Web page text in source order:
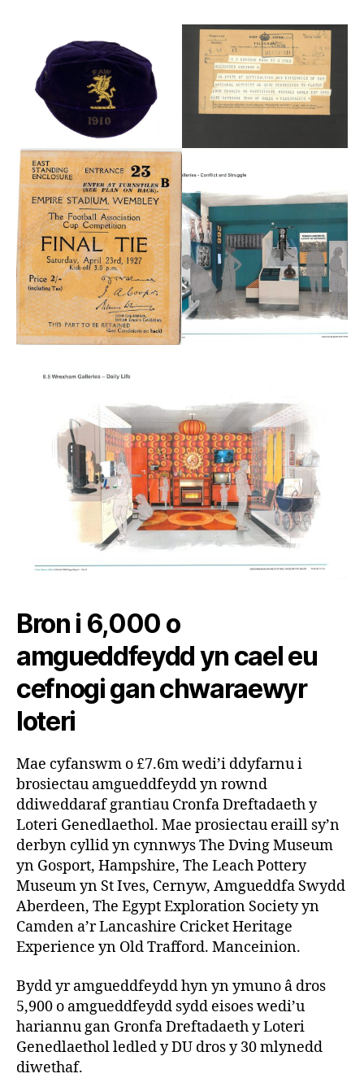
Bron i 6,000 o
amgueddfeydd yn cael eu
cefnogi gan chwaraewyr
loteri
Mae cyfanswm o £7.6m wedi’i ddyfarnu i
brosiectau amgueddfeydd yn rownd
ddiweddaraf grantiau Cronfa Dreftadaeth y
Loteri Genedlaethol. Mae prosiectau eraill sy’n
derbyn cyllid yn cynnwys The Dving Museum
yn Gosport, Hampshire, The Leach Pottery
Museum yn St Ives, Cernyw, Amgueddfa Swydd
Aberdeen, The Egypt Exploration Society yn
Camden a’r Lancashire Cricket Heritage
Experience yn Old Trafford. Manceinion.
Bydd yr amgueddfeydd hyn yn ymuno â dros
5,900 o amgueddfeydd sydd eisoes wedi’u
hariannu gan Gronfa Dreftadaeth y Loteri
Genedlaethol ledled y DU dros y 30 mlynedd
diwethaf.